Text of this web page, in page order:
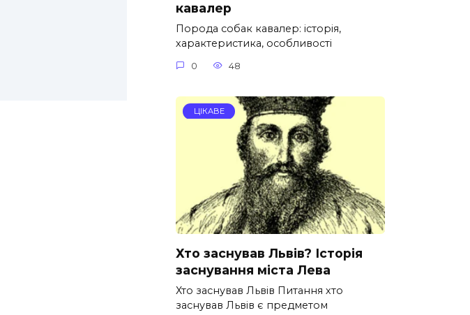
кавалер
Порода собак кавалер: історія,
характеристика, особливості
0 48
ЦІКАВЕ
Хто заснував Львів? Історія
заснування міста Лева
Хто заснував Львів Питання хто
заснував Львів є предметом